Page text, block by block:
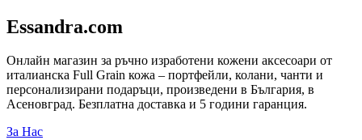
Essandra.com
Онлайн магазин за ръчно изработени кожени аксесоари от
италианска Full Grain кожа – портфейли, колани, чанти и
персонализирани подаръци, произведени в България, в
Асеновград. Безплатна доставка и 5 години гаранция.
За Нас